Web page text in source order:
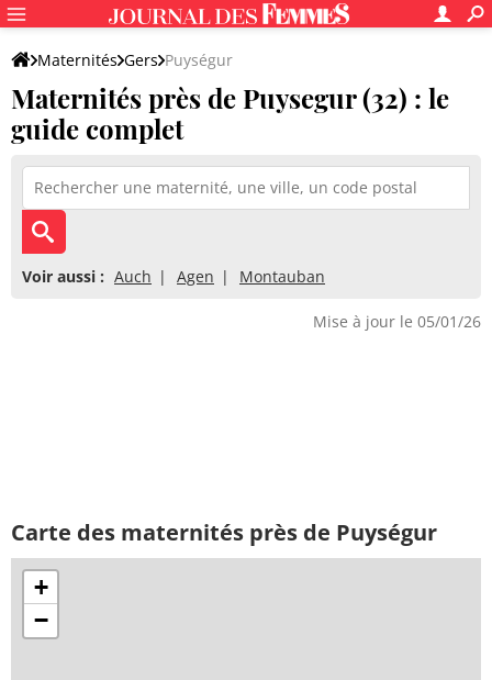
Maternités Gers Puységur
Maternités près de Puysegur (32) : le
guide complet
Voir aussi : Auch Agen Montauban
Mise à jour le 05/01/26
Carte des maternités près de Puységur
+
−